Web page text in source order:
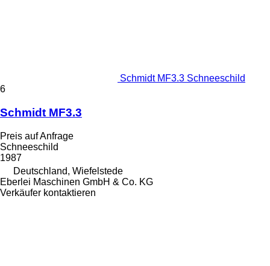
Schmidt MF3.3 Schneeschild
6
Schmidt MF3.3
Preis auf Anfrage
Schneeschild
1987
Deutschland, Wiefelstede
Eberlei Maschinen GmbH & Co. KG
Verkäufer kontaktieren